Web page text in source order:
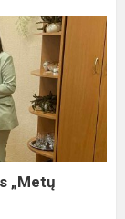
„Metų